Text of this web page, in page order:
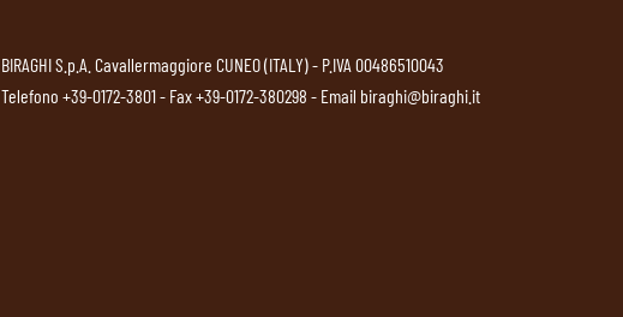
BIRAGHI S.p.A. Cavallermaggiore CUNEO (ITALY) - P.IVA 00486510043
Telefono +39-0172-3801- Fax +39-0172-380298 - Email biraghi@biraghi.it